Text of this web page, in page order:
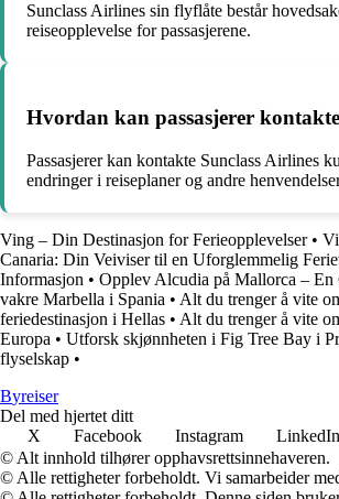
Sunclass Airlines sin flyflåte består
reiseopplevelse for passasjerene.
Hvordan kan passasjerer
Passasjerer kan kontakte Sunclass Airlines
endringer i reiseplaner og andre
Ving – Din Destinasjon for Ferieopplevelser•
Canaria: Din Veiviser til en Uforglemmelig
Informasjon • Opplev Alcudia på Mallorca – En
vakre Marbella i Spania • Alt du trenger å vite
feriedestinasjon i Hellas • Alt du trenger å vite
Europa • Utforsk skjønnheten i Fig Tree Bay i
flyselskap •
Byreiser
Del med hjertet ditt
X
Facebook Instagram LinkedIn
© Alt innhold tilhører opphavsrettsinnehaveren.
© Alle rettigheter forbeholdt. Vi samarbeider